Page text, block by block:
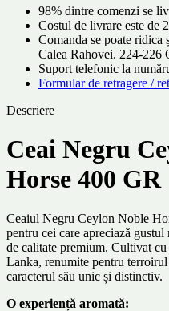
98% dintre comenzi se
Costul de livrare este de
Comanda se poate ridica
Calea Rahovei. 224-
Suport telefonic la
Formular de retragere /
Descriere
Ceai Negru
Horse 400 GR
Ceaiul Negru Ceylon Noble
pentru cei care apreciază
de calitate premium. Cultivat
Lanka, renumite pentru
caracterul său unic și distinctiv.
O experiență aromată: